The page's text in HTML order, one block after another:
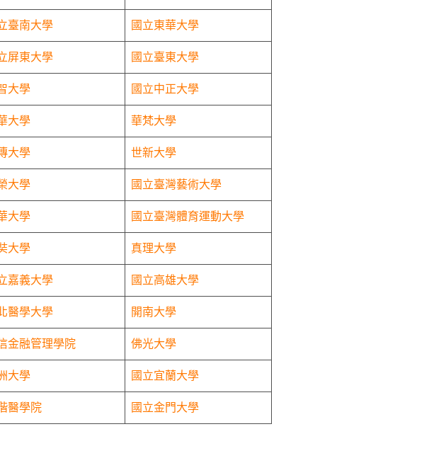
臺南大學 國立東華大學
屏東大學 國立臺東大學
大學 國立中正大學
大學 華梵大學
大學 世新大學
大學 國立臺灣藝術大學
大學 國立臺灣體育運動大學
大學 真理大學
嘉義大學 國立高雄大學
醫學大學 開南大學
金融管理學院 佛光大學
大學 國立宜蘭大學
醫學院 國立金門大學